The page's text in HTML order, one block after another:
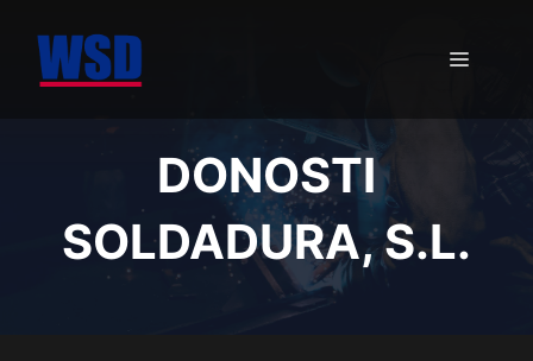
contenido
MENÚ
DONOSTI
SOLDADURA, S.L.